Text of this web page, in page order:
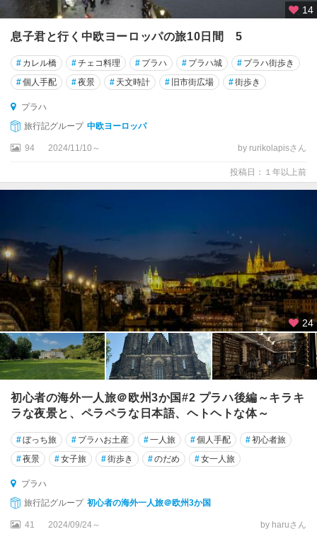
14
息子君と行く中欧ヨーロッパの旅10日間 5
# カレル橋 #チェコ料理 # プラハ # プラハ城 # プラハ街歩き
#個人手配 #夜景 # 天文時計 # 旧市街広場 #街歩き
プラハ
旅行記グループ 中欧ヨーロッパ
94 2024/11/10～ by rurikolapisさん
投稿日：１年以上前
24
初心者の海外一人旅＠欧州3か国#2 プラハ後編～キラキ
ラな夜景と、ペラペラな日本語、ヘトヘトな体～
#ぼっち旅 # プラハお土産 #一人旅 #個人手配 #初心者旅
#夜景 #女子旅 #街歩き #のだめ #女一人旅
プラハ
旅行記グループ 初心者の海外一人旅＠欧州3か国
41 2024/09/24～ by haruさん